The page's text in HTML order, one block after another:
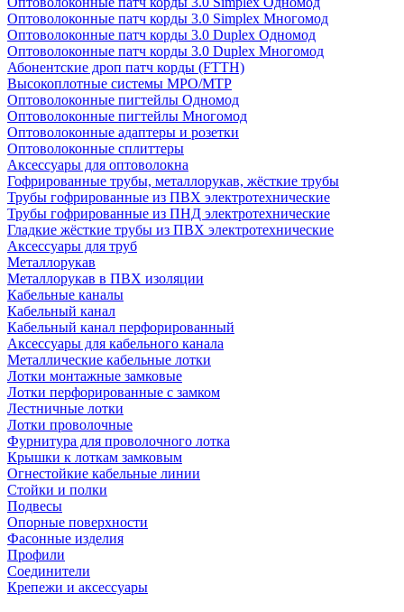
Оптоволоконные патч корды 3.0 Simplex Многомод
Оптоволоконные патч корды 3.0 Duplex Одномод
Оптоволоконные патч корды 3.0 Duplex Многомод
Абонентские дроп патч корды (FTTH)
Высокоплотные системы MPO/MTP
Оптоволоконные пигтейлы Одномод
Оптоволоконные пигтейлы Многомод
Оптоволоконные адаптеры и розетки
Оптоволоконные сплиттеры
Аксессуары для оптоволокна
Гофрированные трубы, металлорукав, жёсткие трубы
Трубы гофрированные из ПВХ электротехнические
Трубы гофрированные из ПНД электротехнические
Гладкие жёсткие трубы из ПВХ электротехнические
Аксессуары для труб
Металлорукав
Металлорукав в ПВХ изоляции
Кабельные каналы
Кабельный канал
Кабельный канал перфорированный
Аксессуары для кабельного канала
Металлические кабельные лотки
Лотки монтажные замковые
Лотки перфорированные с замком
Лестничные лотки
Лотки проволочные
Фурнитура для проволочного лотка
Крышки к лоткам замковым
Огнестойкие кабельные линии
Стойки и полки
Подвесы
Опорные поверхности
Фасонные изделия
Профили
Соединители
Крепежи и аксессуары